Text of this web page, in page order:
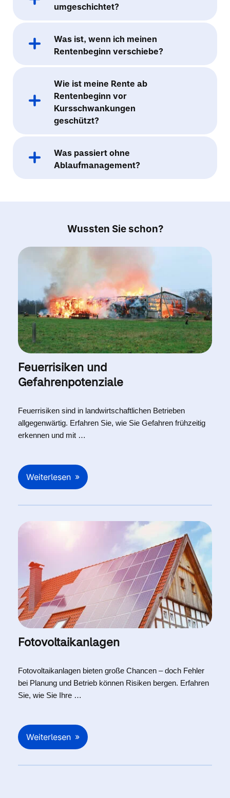
umgeschichtet?
Was ist, wenn ich meinen
Rentenbeginn verschiebe?
Wie ist meine Rente ab
Rentenbeginn vor
Kursschwankungen
geschützt?
Was passiert ohne
Ablaufmanagement?
Wussten Sie schon?
Feuerrisiken und
Gefahrenpotenziale
Feuerrisiken sind in landwirtschaftlichen Betrieben
allgegenwärtig. Erfahren Sie, wie Sie Gefahren frühzeitig
erkennen und mit …
Weiterlesen
Fotovoltaikanlagen
Fotovoltaikanlagen bieten große Chancen – doch Fehler
bei Planung und Betrieb können Risiken bergen. Erfahren
Sie, wie Sie Ihre …
Weiterlesen